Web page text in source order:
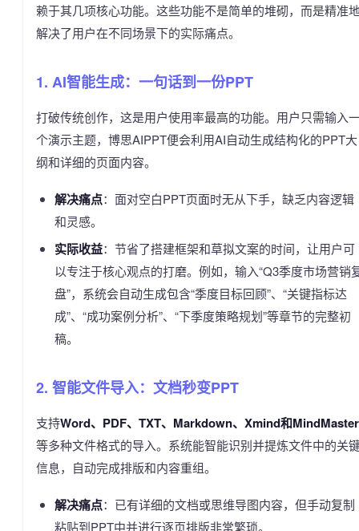
赖于其几项核心功能。这些功能不是简单的堆砌，而是精准
解决了用户在不同场景下的实际痛点。
1. AI智能生成：一句话到一份PPT
打破传统创作，这是用户使用率最高的功能。用户只需输入
个演示主题，博思AIPPT便会利用AI自动生成结构化的PPT大
纲和详细的页面内容。
解决痛点：面对空白PPT页面时无从下手，缺乏内容逻辑
和灵感。
实际收益：节省了搭建框架和草拟文案的时间，让用户可
以专注于核心观点的打磨。例如，输入“Q3季度市场营销
盘”，系统会自动生成包含“季度目标回顾”、“关键指标达
成”、“成功案例分析”、“下季度策略规划”等章节的完整初
稿。
2. 智能文件导入：文档秒变PPT
支持Word、PDF、TXT、Markdown、Xmind和MindMaster
等多种文件格式的导入。系统能智能识别并提炼文件中的关
信息，自动完成排版和内容重组。
解决痛点：已有详细的文档或思维导图内容，但手动复制
粘贴到PPT中并进行逐页排版非常繁琐。